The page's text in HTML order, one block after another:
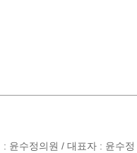
윤수정의원 / 대표자 : 윤수